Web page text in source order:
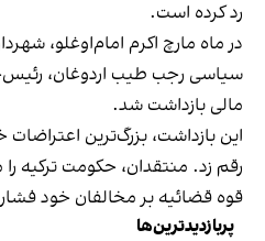
رد کرده است.
در ماه مارچ اکرم امام‌اوغلو،
سیاسی رجب طیب اردوغان،
مالی بازداشت شد.
این بازداشت، بزرگ‌ترین
رقم زد. منتقدان، حکومت ترکیه
قوه قضائیه بر مخالفان خود
پربازدیدترین‌ها